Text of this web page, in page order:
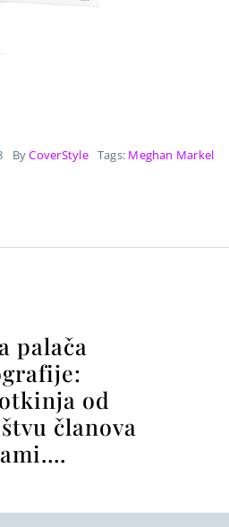
ByCoverStyle Tags: Meghan Markel
palača
od
članova